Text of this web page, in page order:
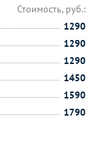
Стоимость, руб.:
1290
1290
1290
1450
1590
1790